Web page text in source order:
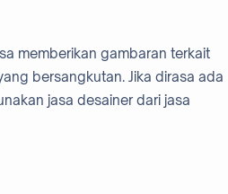
memberikan gambaran terkait
bersangkutan. Jika dirasa ada
jasa desainer dari jasa